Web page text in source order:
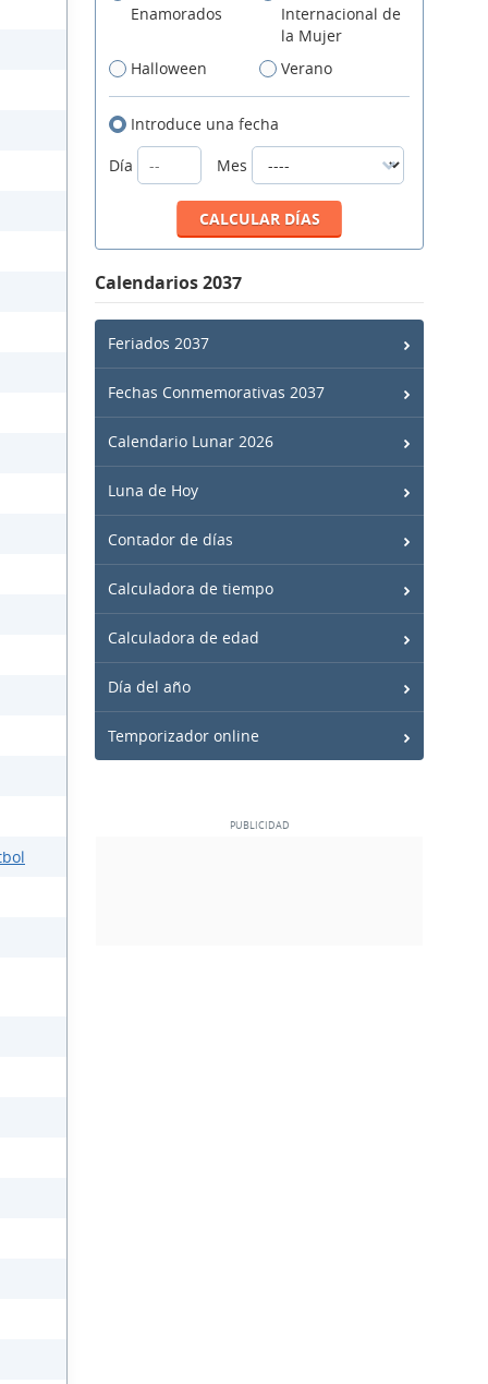
Enamorados
Internacional de
la Mujer
Halloween
Verano
Introduce una fecha
Día
Mes
Calendarios 2037
Feriados 2037
Fechas Conmemorativas 2037
Calendario Lunar 2026
Luna de Hoy
Contador de días
Calculadora de tiempo
Calculadora de edad
Día del año
Temporizador online